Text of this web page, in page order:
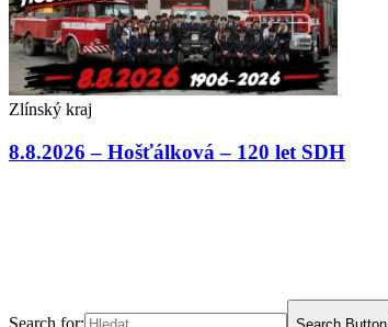
Zlínský kraj
8.8.2026 – Hošťálková – 120 let SDH
Search for: